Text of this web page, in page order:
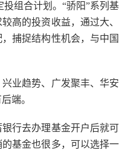
投组合计划。“骄阳”系列基
高的投资收益，通过大、
捕捉结构性机会，与中国
业趋势、广发聚丰、华安
端。
行去办理基金开户后就可
基金也很多，可以选择一